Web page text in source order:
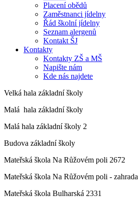
Placení obědů
Zaměstnanci jídelny
Řád školní jídelny
Seznam alergenů
Kontakt ŠJ
Kontakty
Kontakty ZŠ a MŠ
Napište nám
Kde nás najdete
Velká hala základní školy
Malá hala základní školy
Malá hala základní školy 2
Budova základní školy
Mateřská škola Na Růžovém poli 2672
Mateřská škola Na Růžovém poli - zahrada
Mateřská škola Bulharská 2331